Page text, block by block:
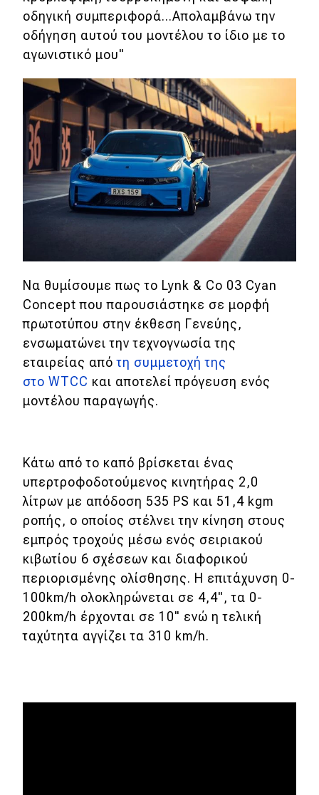
Αγώνες
Formula 1
WRC
Motorsport
Eco
Mobility
Σταθμοί φόρτισης
Classic
DRIVE Away
MOTO
Μεταχειρισμένο
Οδηγός αγοράς
Συμβουλές
οδηγική συμπεριφορά...Απολαμβάνω την
οδήγηση αυτού του μοντέλου το ίδιο με το
αγωνιστικό μου"
Να θυμίσουμε πως το Lynk & Co 03 Cyan
Concept που παρουσιάστηκε σε μορφή
πρωτοτύπου στην έκθεση Γενεύης,
ενσωματώνει την τεχνογνωσία της
εταιρείας απότη συμμετοχή της
στο WTCC και αποτελεί πρόγευση ενός
μοντέλου παραγωγής.
Κάτω από το καπό βρίσκεται ένας
υπερτροφοδοτούμενος κινητήρας 2,0
λίτρων με απόδοση 535 PS και 51,4 kgm
ροπής, ο οποίος στέλνει την κίνηση στους
εμπρός τροχούς μέσω ενός σειριακού
κιβωτίου 6 σχέσεων και διαφορικού
περιορισμένης ολίσθησης. Η επιτάχυνση 0-
100km/h ολοκληρώνεται σε 4,4", τα 0-
200km/h έρχονται σε 10" ενώ η τελική
ταχύτητα αγγίζει τα 310 km/h.